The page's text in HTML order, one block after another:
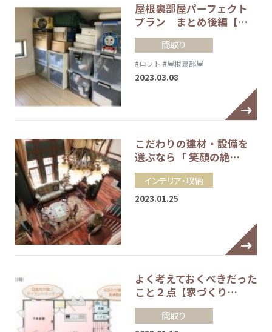
屋根裏部屋パーフェクト
プラン まとめ後編【…
間取り
#ロフト #屋根裏部屋
2023.03.08
こだわりの建材・設備を
選ぶなら「 笑顔の絶…
インテリア・収納
2023.01.25
よく考えておくべきだった
こと２点【家づくり…
間取り